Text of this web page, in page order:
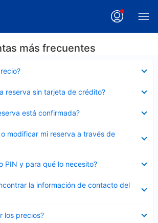
más frecuentes
reserva sin tarjeta de crédito?
está confirmada?
modificar mi reserva a través de
PIN y para qué lo necesito?
la información de contacto del
los precios?